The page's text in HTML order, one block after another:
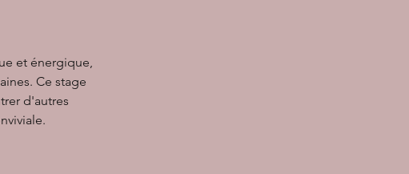
et énergique,
Ce stage
d'autres